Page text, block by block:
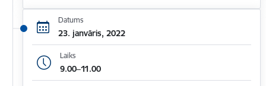
Datums
23. janvāris, 2022
Laiks
9.00–11.00